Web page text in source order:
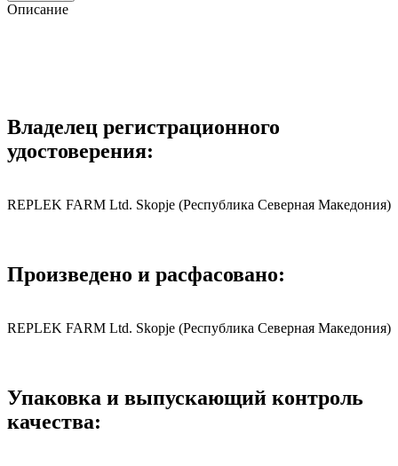
Описание
Владелец регистрационного
удостоверения:
REPLEK FARM Ltd. Skopje (Республика Северная Македония)
Произведено и расфасовано:
REPLEK FARM Ltd. Skopje (Республика Северная Македония)
Упаковка и выпускающий контроль
качества: